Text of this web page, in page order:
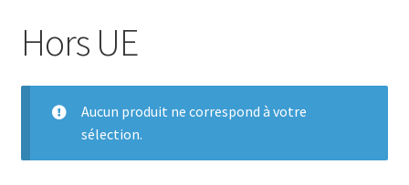
Actu
Contact
Connexion
Hors UE
Aucun produit ne correspond à votre
sélection.